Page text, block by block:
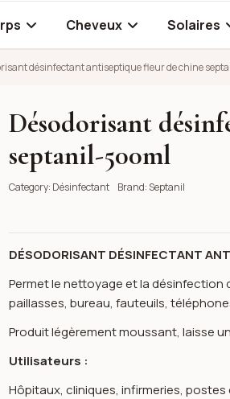
Cheveux Solaires
désinfectant antiseptique fleur de chine
fleur de chine septanil-500ml
Désodorisant
septanil-500ml
Category: Désinfectant Brand: Septanil
DÉSODORISANT DÉSINFECTANT
Permet le nettoyage et la
paillasses, bureau, fauteuils,
Produit légèrement moussant, laisse
Utilisateurs :
Hôpitaux, cliniques, infirmeries,